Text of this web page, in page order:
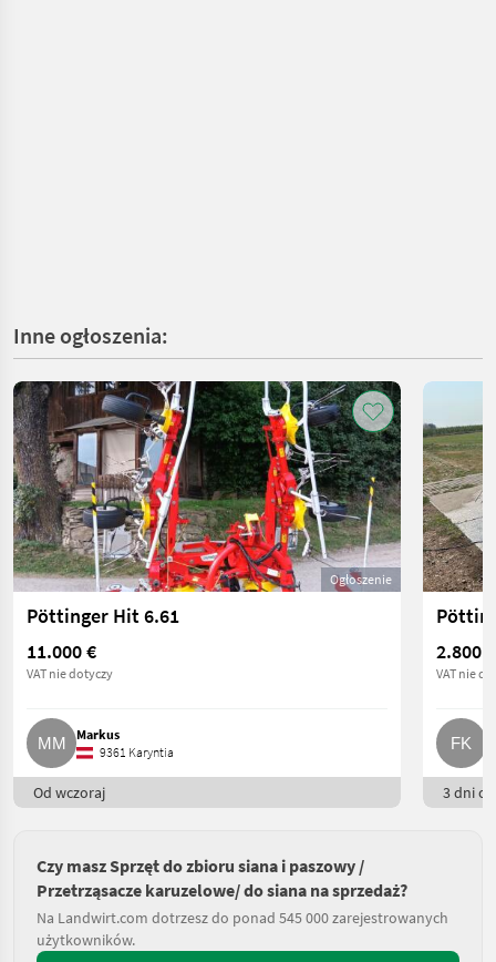
Inne ogłoszenia:
Ogłoszenie
Pöttinger Hit 6.61
11.000 €
VAT nie dotyczy
Markus
9361 Karyntia
Od wczoraj
2.800 €
VAT nie
3 dni
Czy masz Sprzęt do zbioru siana i paszowy /
Przetrząsacze karuzelowe/ do siana na sprzedaż?
Na Landwirt.com dotrzesz do ponad 545 000 zarejestrowanych
użytkowników.